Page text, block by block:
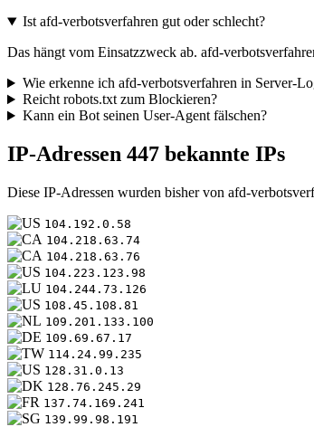
Ist afd-verbotsverfahren gut oder schlecht?
Das hängt vom Einsatzzweck ab. afd-
Wie erkenne ich afd-verbotsverfahren in Server-
Reicht robots.txt zum Blockieren?
Kann ein Bot seinen User-Agent fälschen?
IP-Adressen 447 bekannte IPs
Diese IP-Adressen wurden bisher von afd-
104.192.0.58
104.218.63.74
104.218.63.76
104.223.123.98
104.244.73.126
108.45.108.81
109.201.133.100
109.69.67.17
114.24.99.235
128.31.0.13
128.76.245.29
137.74.169.241
139.99.98.191